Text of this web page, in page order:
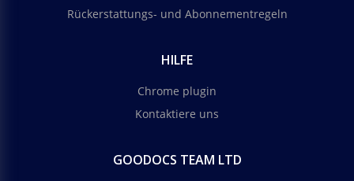
Rückerstattungs- und Abonnementregeln
HILFE
Chrome plugin
Kontaktiere uns
GOODOCS TEAM LTD